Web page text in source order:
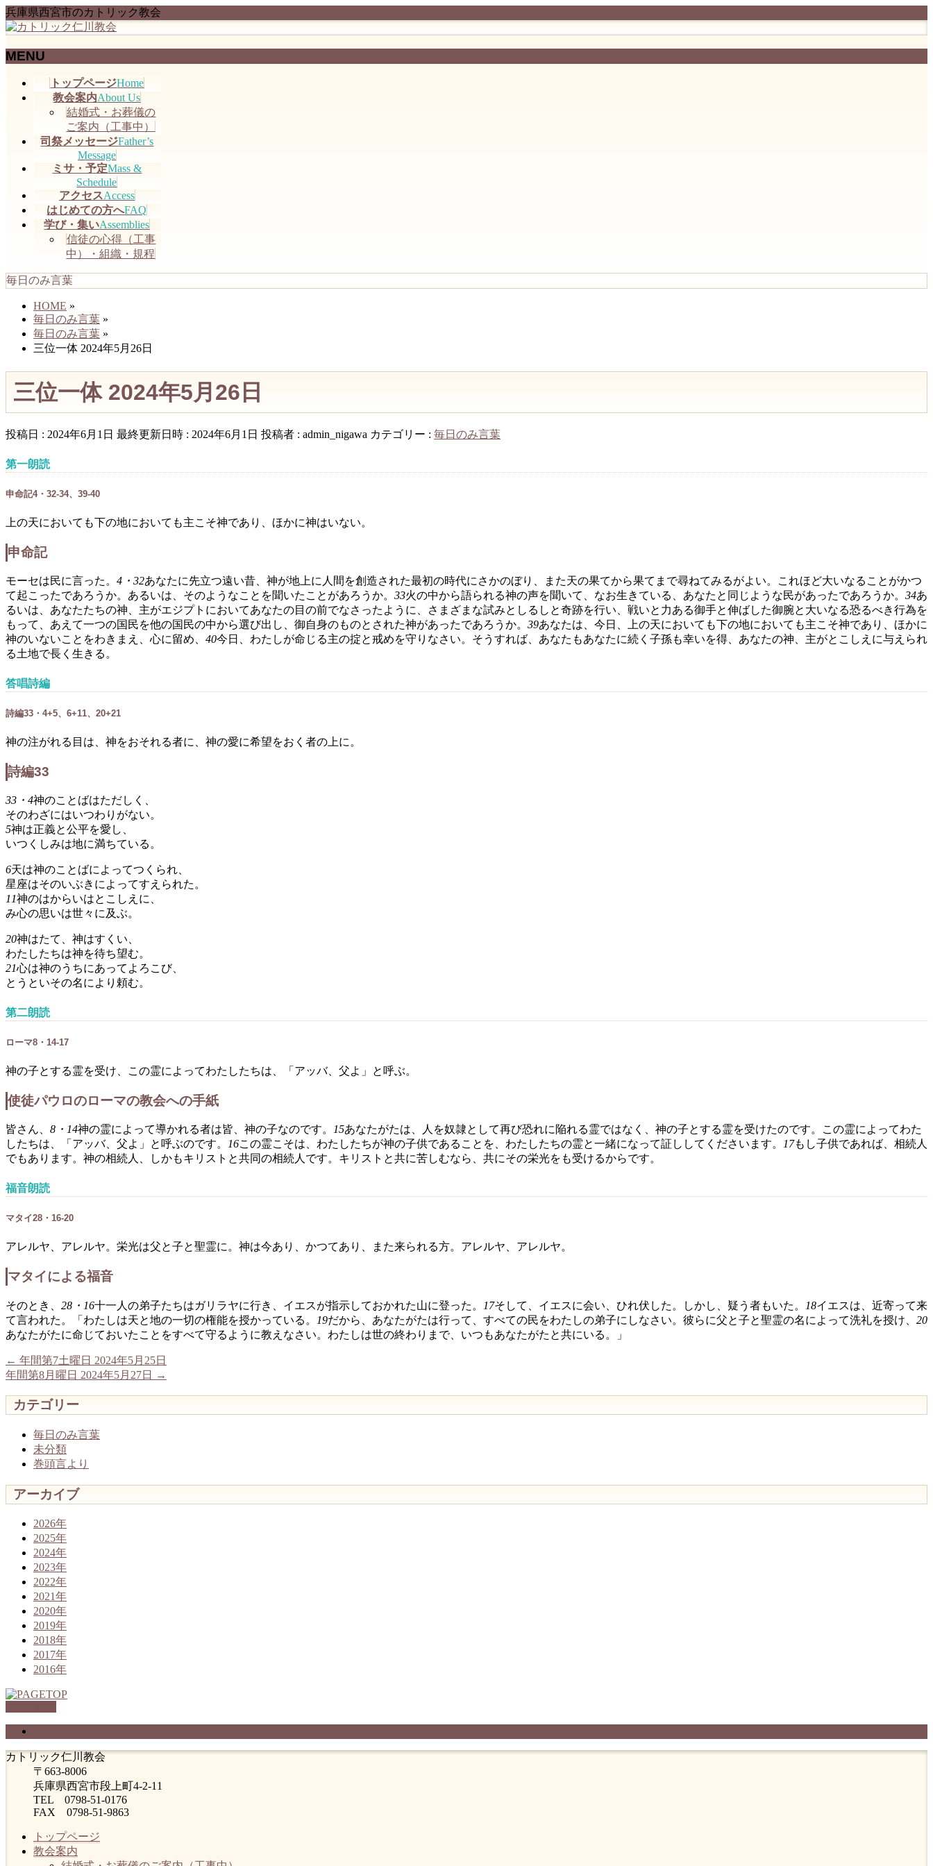
兵庫県西宮市のカトリック教会
MENU
トップページHome
教会案内About Us
結婚式・お葬儀の
ご案内（工事中）
司祭メッセージFather’s
Message
ミサ・予定Mass &
Schedule
アクセスAccess
はじめての方へFAQ
学び・集いAssemblies
信徒の心得（工事
中）・組織・規程
毎日のみ言葉
HOME »
毎日のみ言葉 »
毎日のみ言葉 »
三位一体 2024年5月26日
三位一体 2024年5月26日
投稿日 : 2024年6月1日 最終更新日時 : 2024年6月1日 投稿者 : admin_nigawa カテゴリー : 毎日のみ言葉
第一朗読
申命記4・32-34、39-40
上の天においても下の地においても主こそ神であり、ほかに神はいない。
申命記
モーセは民に言った。 4・32あなたに先立つ遠い昔、神が地上に人間を創造された最初の時代にさかのぼり、また天の果てから果てまで尋ねてみるがよい。これほど大いなることがかつ
て起こったであろうか。あるいは、そのようなことを聞いたことがあろうか。 33火の中から語られる神の声を聞いて、なお生きている、あなたと同じような民があったであろうか。 34あ
るいは、あなたたちの神、主がエジプトにおいてあなたの目の前でなさったように、さまざまな試みとしるしと奇跡を行い、戦いと力ある御手と伸ばした御腕と大いなる恐るべき行為を
もって、あえて一つの国民を他の国民の中から選び出し、御自身のものとされた神があったであろうか。 39あなたは、今日、上の天においても下の地においても主こそ神であり、ほかに
神のいないことをわきまえ、心に留め、 40今日、わたしが命じる主の掟と戒めを守りなさい。そうすれば、あなたもあなたに続く子孫も幸いを得、あなたの神、主がとこしえに与えられ
る土地で長く生きる。
答唱詩編
詩編33・4+5、6+11、20+21
神の注がれる目は、神をおそれる者に、神の愛に希望をおく者の上に。
詩編33
33・4神のことばはただしく、
そのわざにはいつわりがない。
5神は正義と公平を愛し、
いつくしみは地に満ちている。
6天は神のことばによってつくられ、
星座はそのいぶきによってすえられた。
11神のはからいはとこしえに、
み心の思いは世々に及ぶ。
20神はたて、神はすくい、
わたしたちは神を待ち望む。
21心は神のうちにあってよろこび、
とうといその名により頼む。
第二朗読
ローマ8・14-17
神の子とする霊を受け、この霊によってわたしたちは、「アッバ、父よ」と呼ぶ。
使徒パウロのローマの教会への手紙
皆さん、 8・14神の霊によって導かれる者は皆、神の子なのです。 15あなたがたは、人を奴隷として再び恐れに陥れる霊ではなく、神の子とする霊を受けたのです。この霊によってわた
したちは、「アッバ、父よ」と呼ぶのです。 16この霊こそは、わたしたちが神の子供であることを、わたしたちの霊と一緒になって証ししてくださいます。 17もし子供であれば、相続人
でもあります。神の相続人、しかもキリストと共同の相続人です。キリストと共に苦しむなら、共にその栄光をも受けるからです。
福音朗読
マタイ28・16-20
アレルヤ、アレルヤ。栄光は父と子と聖霊に。神は今あり、かつてあり、また来られる方。アレルヤ、アレルヤ。
マタイによる福音
そのとき、 28・16十一人の弟子たちはガリラヤに行き、イエスが指示しておかれた山に登った。 17そして、イエスに会い、ひれ伏した。しかし、疑う者もいた。 18イエスは、近寄って来
て言われた。「わたしは天と地の一切の権能を授かっている。
19だから、あなたがたは行って、すべての民をわたしの弟子にしなさい。彼らに父と子と聖霊の名によって洗礼を授け、 20
あなたがたに命じておいたことをすべて守るように教えなさい。わたしは世の終わりまで、いつもあなたがたと共にいる。」
← 年間第7土曜日 2024年5月25日
年間第8月曜日 2024年5月27日
→
カテゴリー
毎日のみ言葉
未分類
巻頭言より
アーカイブ
2026年
2025年
2024年
2023年
2022年
2021年
2020年
2019年
2018年
2017年
2016年
カトリック仁川教会
〒663-8006
兵庫県西宮市段上町4-2-11
TEL 0798-51-0176
FAX 0798-51-9863
トップページ
教会案内